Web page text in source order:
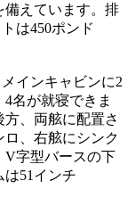
備えています。排
は450ポンド
インキャビンに2
名が就寝できま
、両舷に配置さ
、右舷にシンク
V字型バースの下
51インチ